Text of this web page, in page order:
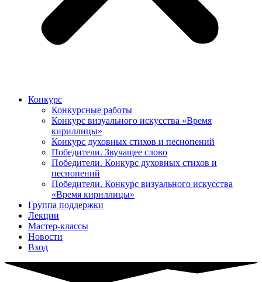
Конкурс
Конкурсные работы
Конкурс визуального искусства «Время
кириллицы»
Конкурс духовных стихов и песнопений
Победители. Звучащее слово
Победители. Конкурс духовных стихов и
песнопений
Победители. Конкурс визуального искусства
«Время кириллицы»
Группа поддержки
Лекции
Мастер-классы
Новости
Вход